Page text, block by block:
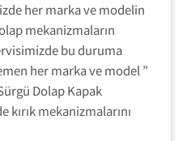
her marka ve modelin
mekanizmaların
bu duruma
her marka ve model ”
Dolap Kapak
mekanizmalarını